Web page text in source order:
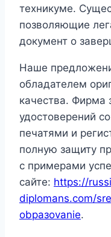
техникуме.
позволяющие
документ о
Наше
обладателем
качества. Фирма
удостоверений
печатями и
полную защиту
с примерами
сайте: https://
diplomans.com/
obразovanie.